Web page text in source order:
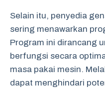
Selain itu, penyedia
sering menawarkan
Program ini dirancang
berfungsi secara
masa pakai mesin.
dapat menghindari